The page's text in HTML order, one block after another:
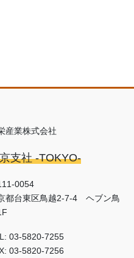
産業株式会社
支社 -TOKYO-
0054
都台東区鳥越2-7-4 ヘブン鳥
03-5820-7255
03-5820-7256